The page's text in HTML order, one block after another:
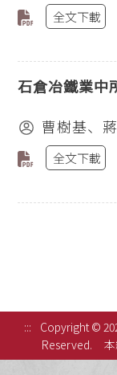
全文下載
石倉冶鐵業中
曹樹基、
全文下載
:::
Copyright ©
Reserved.